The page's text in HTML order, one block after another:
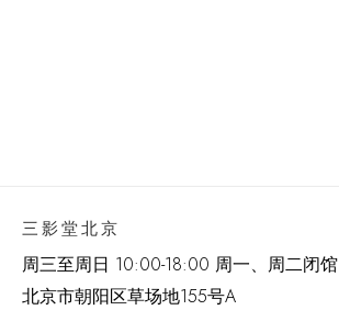
三影堂北京
周三至周日 10:00-18:00 周一、周二闭馆
北京市朝阳区草场地155号A